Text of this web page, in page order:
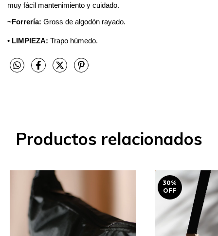
muy fácil mantenimiento y cuidado.
~Forrería: Gross de algodón rayado.
• LIMPIEZA: Trapo húmedo.
Productos relacionados
30%
OFF